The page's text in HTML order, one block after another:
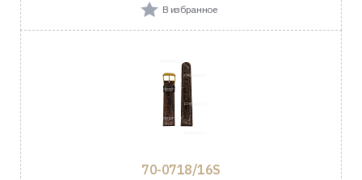
В избранное
70-0718/16S